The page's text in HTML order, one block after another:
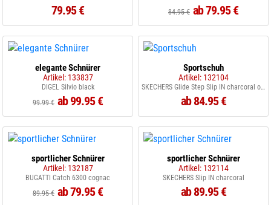
79.95 €
84.95 € ab 79.95 €
elegante Schnürer
Artikel: 133837
DIGEL Silvio black
99.99 € ab 99.95 €
Sportschuh
Artikel: 132104
SKECHERS Glide Step Slip IN charcoral orange
ab 84.95 €
sportlicher Schnürer
Artikel: 132187
BUGATTI Catch 6300 cognac
89.95 € ab 79.95 €
sportlicher Schnürer
Artikel: 132114
SKECHERS Slip IN charcoral
ab 89.95 €